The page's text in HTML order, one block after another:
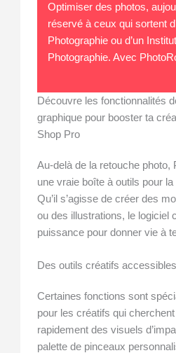
Optimiser des photos,
réservé à ceux qui sortent
Photographie ou d’un
Photographie. Avec
Découvre les fonctionnalités
graphique pour booster ta
Shop Pro
Au-delà de la retouche photo,
une vraie boîte à outils pour
Qu’il s’agisse de créer des
ou des illustrations, le logiciel
puissance pour donner vie à
Des outils créatifs
Certaines fonctions sont
pour les créatifs qui
rapidement des visuels
palette de pinceaux